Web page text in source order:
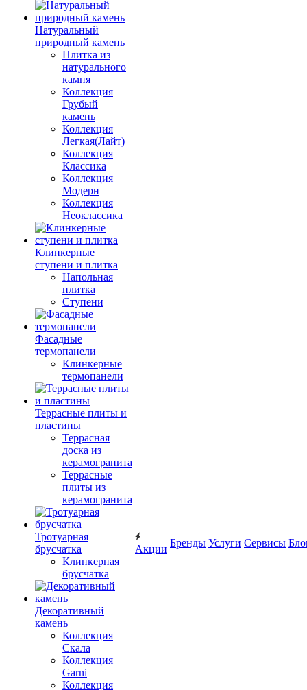
Натуральный
природный камень
Плитка из
натурального
камня
Коллекция
Грубый
камень
Коллекция
Легкая(Лайт)
Коллекция
Классика
Коллекция
Модерн
Коллекция
Неоклассика
Клинкерные
ступени и плитка
Напольная
плитка
Ступени
Фасадные
термопанели
Клинкерные
термопанели
Террасные плиты и
пластины
Террасная
доска из
керамогранита
Террасные
плиты из
керамогранита
Тротуарная
брусчатка
Клинкерная
брусчатка
Декоративный
камень
Коллекция
Скала
Коллекция
Garni
Коллекция
Акции
Бренды Услуги Сервисы